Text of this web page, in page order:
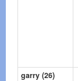
garry (26)